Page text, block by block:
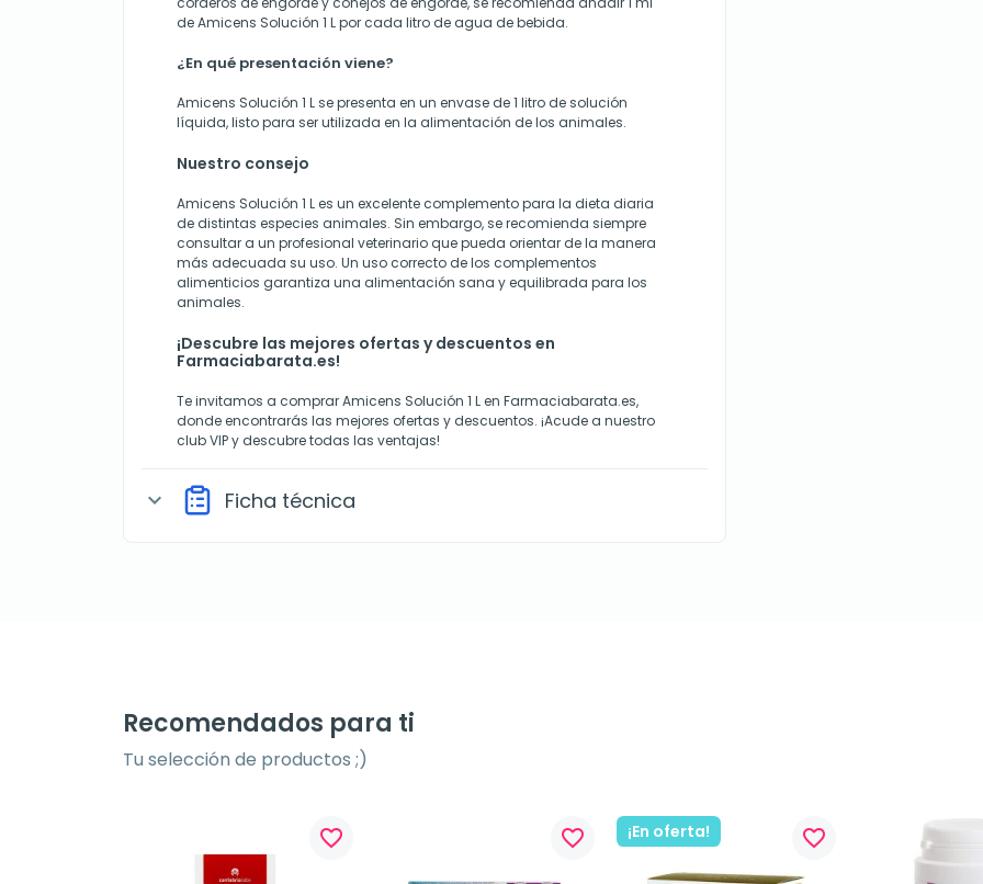
de Amicens Solución 1 L por cada litro de agua de bebida.
¿En qué presentación viene?
Amicens Solución 1 L se presenta en un envase de 1 litro de solución
líquida, listo para ser utilizada en la alimentación de los animales.
Nuestro consejo
Amicens Solución 1 L es un excelente complemento para la dieta diaria
de distintas especies animales. Sin embargo, se recomienda siempre
consultar a un profesional veterinario que pueda orientar de la manera
más adecuada su uso. Un uso correcto de los complementos
alimenticios garantiza una alimentación sana y equilibrada para los
animales.
¡Descubre las mejores ofertas y descuentos en
Farmaciabarata.es!
Te invitamos a comprar Amicens Solución 1 L en Farmaciabarata.es,
donde encontrarás las mejores ofertas y descuentos. ¡Acude a nuestro
club VIP y descubre todas las ventajas!
expand_more Ficha técnica
Recomendados para ti
Tu selección de productos ;)
favorite_border favorite_border ¡En oferta! favorite_border